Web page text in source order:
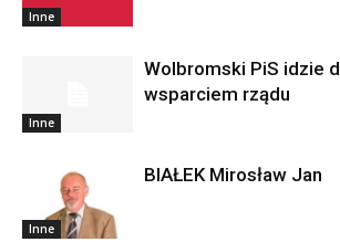
Inne
Inne
Wolbromski PiS idzie
wsparciem rządu
Inne
BIAŁEK Mirosław Jan